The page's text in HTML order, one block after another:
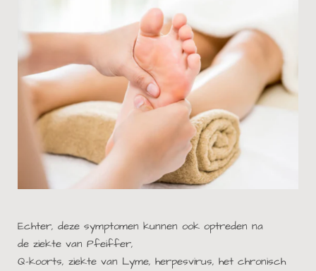
Echter, deze symptomen kunnen ook optreden na
de ziekte van Pfeiffer,
Q-koorts, ziekte van Lyme, herpesvirus, het chronisch